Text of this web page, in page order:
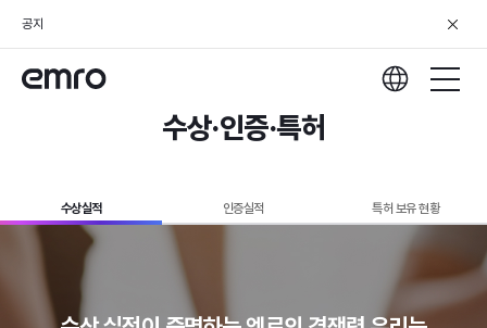
공지
수상·인증·특허
수상실적 인증실적 특허 보유 현황